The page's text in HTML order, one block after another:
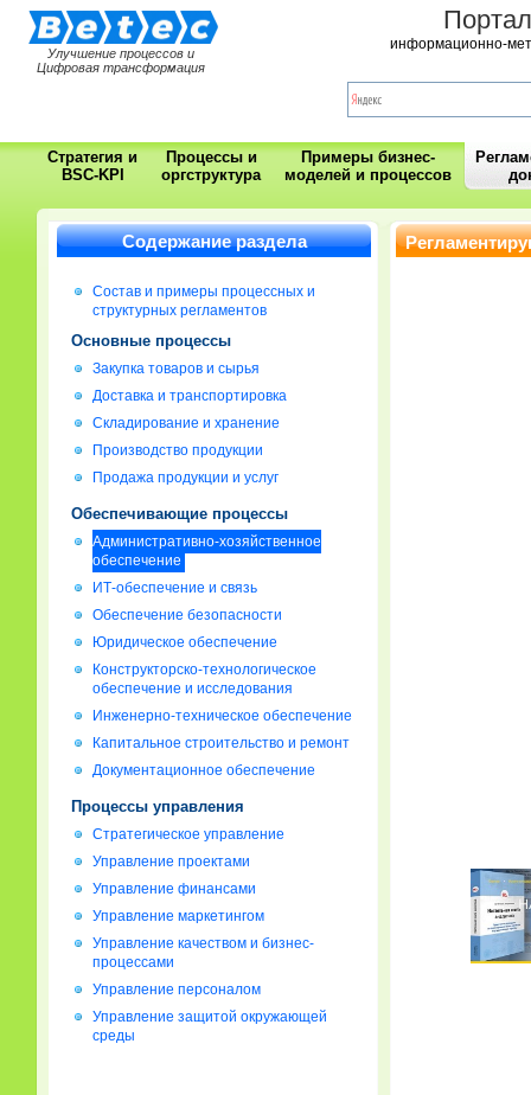
Улучшение процессов и
Цифровая трансформация
информационно-
Стратегия и
BSC-KPI
Процессы и
оргструктура
Примеры бизнес-
моделей и процессов
Содержание раздела
Состав и примеры процессных и
структурных регламентов
Основные процессы
Закупка товаров и сырья
Доставка и транспортировка
Складирование и хранение
Производство продукции
Продажа продукции и услуг
Обеспечивающие процессы
Административно-хозяйственное
обеспечение
ИТ-обеспечение и связь
Обеспечение безопасности
Юридическое обеспечение
Конструкторско-технологическое
обеспечение и исследования
Инженерно-техническое обеспечение
Капитальное строительство и ремонт
Документационное обеспечение
Процессы управления
Стратегическое управление
Управление проектами
Управление финансами
Управление маркетингом
Управление качеством и бизнес-
процессами
Управление персоналом
Управление защитой окружающей
среды